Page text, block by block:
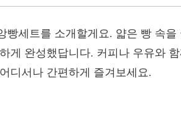
빵세트를 소개할게요. 얇은 빵 속
게 완성했답니다. 커피나 우유와
디서나 간편하게 즐겨보세요.